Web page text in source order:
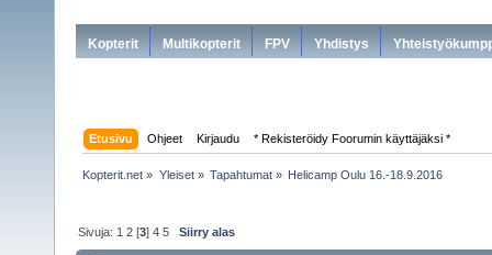
Kopterit Multikopterit FPV Yhdistys
Etusivu Ohjeet Kirjaudu * Rekisteröidy Foorumin käyttäjäksi *
Kopterit.net » Yleiset» Tapahtumat» Helicamp Oulu 16.-18.9.2016
Sivuja: 1 2 [3]4 5 Siirry alas